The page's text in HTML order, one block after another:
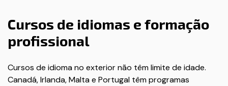
Cursos de idiomas e formação
profissional
Cursos de idioma no exterior não têm limite de idade.
Canadá, Irlanda, Malta e Portugal têm programas